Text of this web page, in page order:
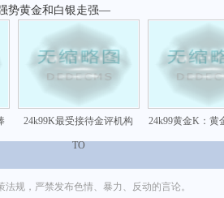
势黄金和白银走强—
24k99K最受接待金评机构
TO
24k99黄金K：黄
规，严禁发布色情、暴力、反动的言论。